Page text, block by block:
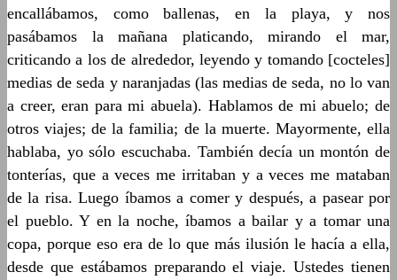
encallábamos, como ballenas, en la playa, y nos
pasábamos la mañana platicando, mirando el mar,
criticando a los de alrededor, leyendo y tomando [cocteles]
medias de seda y naranjadas (las medias de seda, no lo van
a creer, eran para mi abuela). Hablamos de mi abuelo; de
otros viajes; de la familia; de la muerte. Mayormente, ella
hablaba, yo sólo escuchaba. También decía un montón de
tonterías, que a veces me irritaban y a veces me mataban
de la risa. Luego íbamos a comer y después, a pasear por
el pueblo. Y en la noche, íbamos a bailar y a tomar una
copa, porque eso era de lo que más ilusión le hacía a ella,
desde que estábamos preparando el viaje. Ustedes tienen